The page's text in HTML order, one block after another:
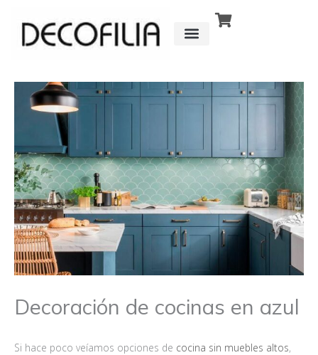
contenido
Decoración de cocinas en azul
Si hace poco veíamos opciones de cocina sin muebles altos,